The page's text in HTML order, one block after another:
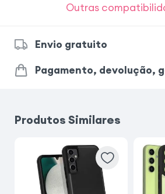
Samsung Galaxy A34 5G
Samsung Galaxy S22
Samsung Galaxy A15
Samsung Galaxy A14
Samsung Galaxy A53 5G
Outras
Envio gratuito
Pagamento, devolução,
Produtos Similares